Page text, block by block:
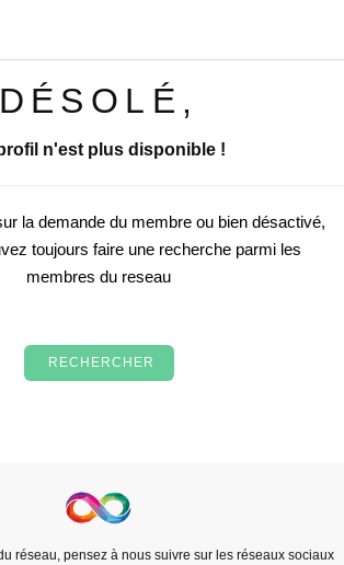
DÉSOLÉ,
n'est plus disponible !
la demande du membre ou bien désactivé,
toujours faire une recherche parmi les
membres du reseau
RECHERCHER
réseau, pensez à nous suivre sur les réseaux sociaux